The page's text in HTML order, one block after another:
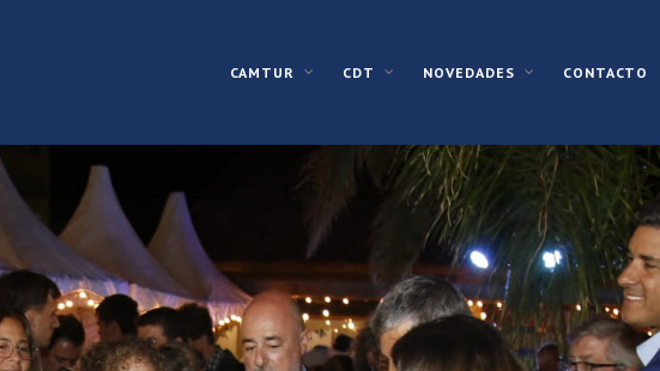
CAMTUR CDT NOVEDADES CONTACTO